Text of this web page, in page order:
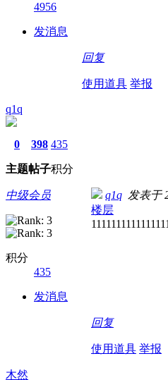
4956
发消息
回复
使用道具 举报
q1q
0
主题
398
帖子
435
积分
中级会员
积分
435
发消息
q1q 发表于
楼层
回复
使用道具 举报
木然